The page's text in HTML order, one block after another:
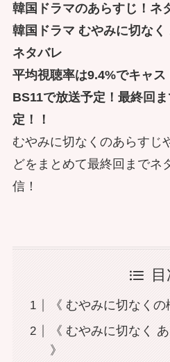
韓国ドラマのあらすじ！ネ
韓国ドラマ むやみに切な
ネタバレ
平均視聴率は9.4%でキャス
BS11で放送予定！最終回
定！！
むやみに切なくのあらすじ
どをまとめて最終回までネ
信！
《 むやみに切なくの
《 むやみに切なく
》